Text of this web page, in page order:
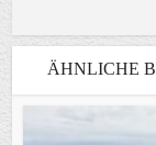
ÄHNLICHE